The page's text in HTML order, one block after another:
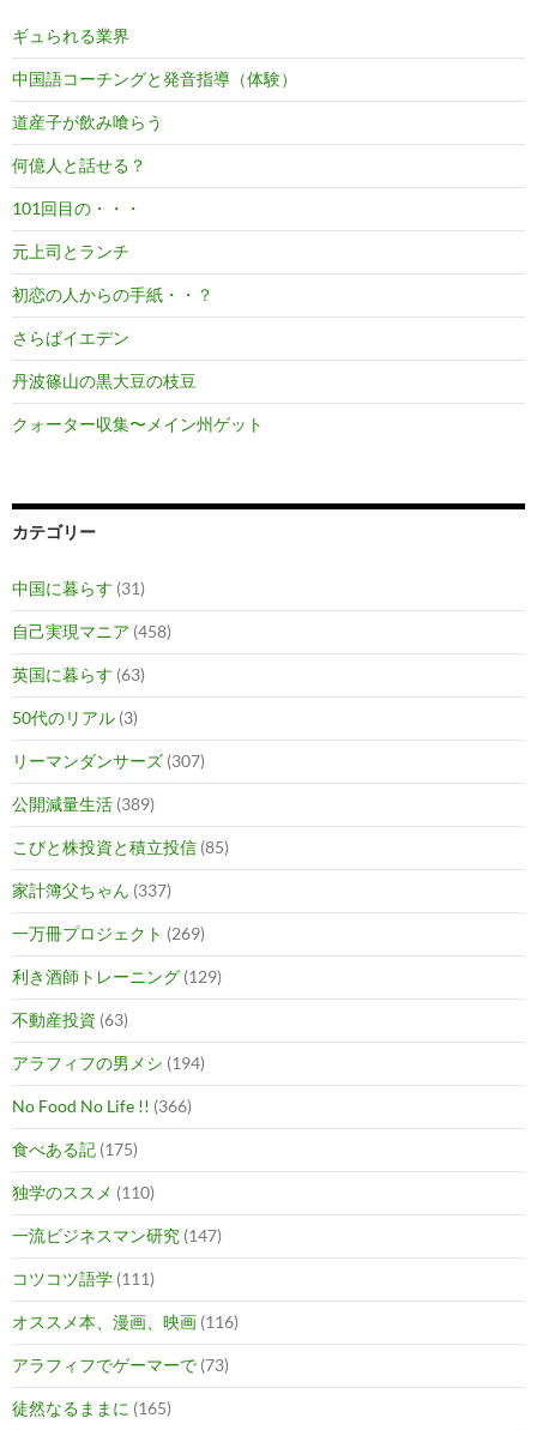
ギュられる業界
中国語コーチングと発音指導（体験）
道産子が飲み喰らう
何億人と話せる？
101回目の・・・
元上司とランチ
初恋の人からの手紙・・？
さらばイエデン
丹波篠山の黒大豆の枝豆
クォーター収集〜メイン州ゲット
カテゴリー
中国に暮らす (31)
自己実現マニア (458)
英国に暮らす (63)
50代のリアル (3)
リーマンダンサーズ (307)
公開減量生活 (389)
こびと株投資と積立投信 (85)
家計簿父ちゃん (337)
一万冊プロジェクト (269)
利き酒師トレーニング (129)
不動産投資 (63)
アラフィフの男メシ (194)
No Food No Life !! (366)
食べある記 (175)
独学のススメ (110)
一流ビジネスマン研究 (147)
コツコツ語学 (111)
オススメ本、漫画、映画 (116)
アラフィフでゲーマーで (73)
徒然なるままに (165)